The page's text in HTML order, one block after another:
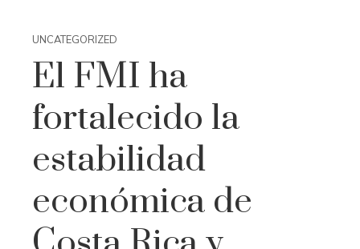
UNCATEGORIZED
El FMI ha
fortalecido la
estabilidad
económica de